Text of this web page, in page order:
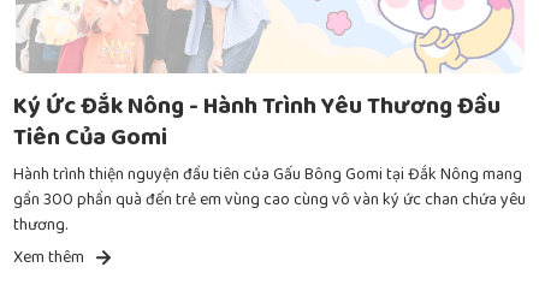
Ký Ức Đắk Nông - Hành Trình Yêu Thương Đầu
Tiên Của Gomi
Hành trình thiện nguyện đầu tiên của Gấu Bông Gomi tại Đắk Nông mang
gần 300 phần quà đến trẻ em vùng cao cùng vô vàn ký ức chan chứa yêu
thương.
Xem thêm